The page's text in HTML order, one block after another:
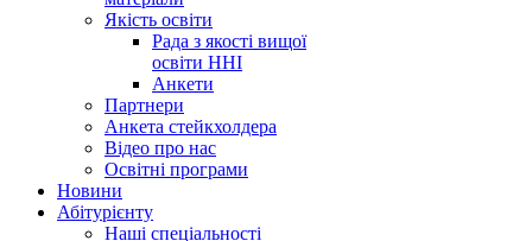
Якість освіти
Рада з якості вищої
освіти ННІ
Анкети
Партнери
Анкета стейкхолдера
Відео про нас
Освітні програми
Hовини
Абітурієнту
Наші спеціальності